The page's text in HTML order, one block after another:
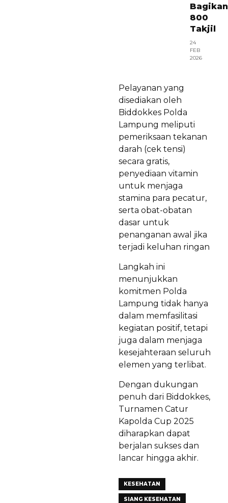
Bagikan
800
Takjil
24
FEB
2026
Pelayanan yang
disediakan oleh
Biddokkes Polda
Lampung meliputi
pemeriksaan tekanan
darah (cek tensi)
secara gratis,
penyediaan vitamin
untuk menjaga
stamina para pecatur,
serta obat-obatan
dasar untuk
penanganan awal jika
terjadi keluhan ringan
Langkah ini
menunjukkan
komitmen Polda
Lampung tidak hanya
dalam memfasilitasi
kegiatan positif, tetapi
juga dalam menjaga
kesejahteraan seluruh
elemen yang terlibat.
Dengan dukungan
penuh dari Biddokkes,
Turnamen Catur
Kapolda Cup 2025
diharapkan dapat
berjalan sukses dan
lancar hingga akhir.
KESEHATAN
SIANG KESEHATAN